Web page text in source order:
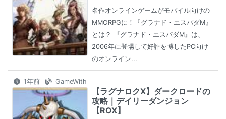
名作オンラインゲームがモバイル向けの
MMORPGに！『グラナド・エスパダM』
とは？ 『グラナド・エスパダM』は、
2006年に登場して好評を博したPC向け
のオンライン...
1年前 GameWith
【ラグナロクX】ダークロードの
攻略｜デイリーダンジョン
【ROX】